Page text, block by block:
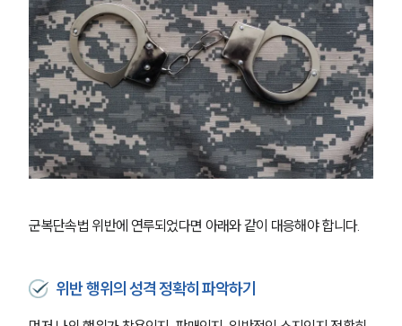
업무사례
주요 업무사례
사례분석/최신동향
법률정보
법률지식인
고객후기
군복단속법 위반에 연루되었다면 아래와 같이 대응해야 합니다.
위반 행위의 성격 정확히 파악하기